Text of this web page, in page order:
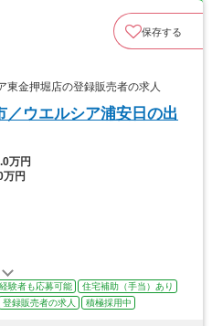
保存する
金押堀店の登録販売者の求人
ウエルシア浦安日の出
万円
万円
験者も応募可能
住宅補助（手当）あり
登録販売者の求人 積極採用中